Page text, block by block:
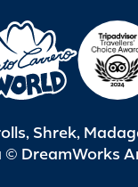
Shrek,
© DreamWorks